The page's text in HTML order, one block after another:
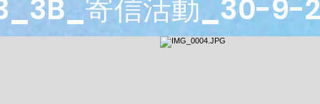
寄信活動_30-9-